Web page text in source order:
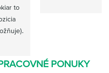
to
PONUKY